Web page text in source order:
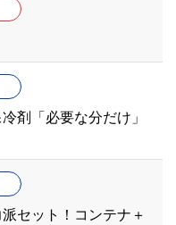
剤「必要な分だけ」
セット！コンテナ＋